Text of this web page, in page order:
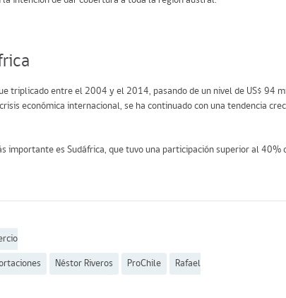
triplicado entre el 2004 y el 2014, pasando de un nivel de US$ 94
económica internacional, se ha continuado con una tendencia
importante es Sudáfrica, que tuvo una participación superior al
Néstor Riveros ProChile Rafael